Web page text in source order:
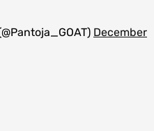
December